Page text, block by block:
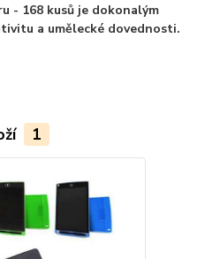
- 168 kusů je dokonalým
a umělecké dovednosti.
1